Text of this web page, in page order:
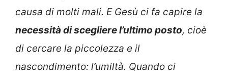
causa di molti mali. E Gesù ci fa capire la
necessità di scegliere l’ultimo posto, cioè
di cercare la piccolezza e il
nascondimento: l’umiltà. Quando ci